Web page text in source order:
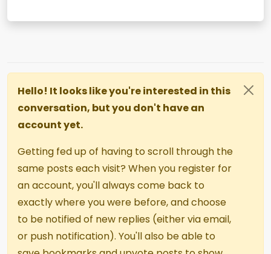
Hello! It looks like you're interested in this
conversation, but you don't have an
account yet.
Getting fed up of having to scroll through the
same posts each visit? When you register for
an account, you'll always come back to
exactly where you were before, and choose
to be notified of new replies (either via email,
or push notification). You'll also be able to